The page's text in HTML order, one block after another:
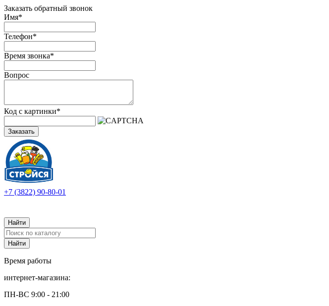
Заказать обратный звонок
Имя*
Телефон*
Время звонка*
Вопрос
Код с картинки*
Заказать
+7 (3822) 90-80-01
Время работы
интернет-магазина:
ПН-ВС 9:00 - 21:00